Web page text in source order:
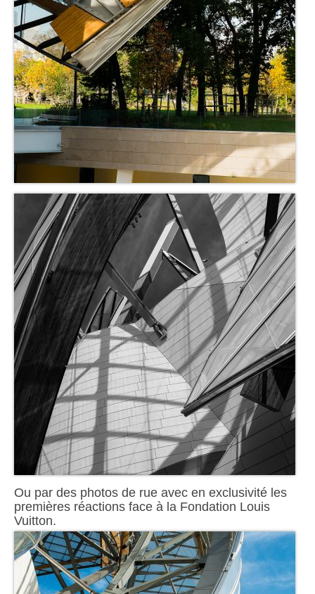
Ou par des photos de rue avec en exclusivité les
premières réactions face à la Fondation Louis
Vuitton.